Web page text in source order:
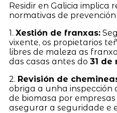
Residir en Galicia implica
normativas de
1. Xestión de franxas:
vixente, os propietarios
libres de maleza as
das casas antes do 31 de
2. Revisión de
obriga a unha inspección
de biomasa por
asegurar a seguridade e